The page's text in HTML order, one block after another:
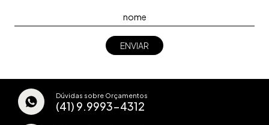
Dúvidas sobre Orçamentos
(41) 9.9993-4312